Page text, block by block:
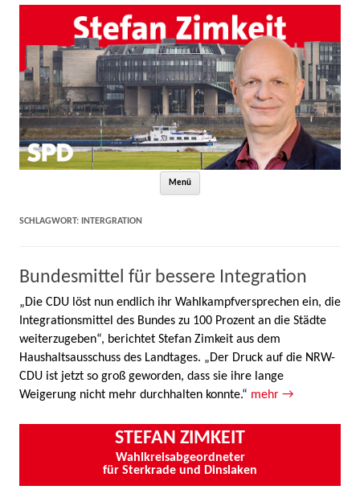
Menü
SCHLAGWORT: INTERGRATION
Bundesmittel für bessere Integration
„Die CDU löst nun endlich ihr Wahlkampfversprechen ein, die
Integrationsmittel des Bundes zu 100 Prozent an die Städte
weiterzugeben“, berichtet Stefan Zimkeit aus dem
Haushaltsausschuss des Landtages. „Der Druck auf die NRW-
CDU ist jetzt so groß geworden, dass sie ihre lange
Weigerung nicht mehr durchhalten konnte.“ mehr →
STEFAN ZIMKEIT
Wahlkreisabgeordneter
für Sterkrade und Dinslaken